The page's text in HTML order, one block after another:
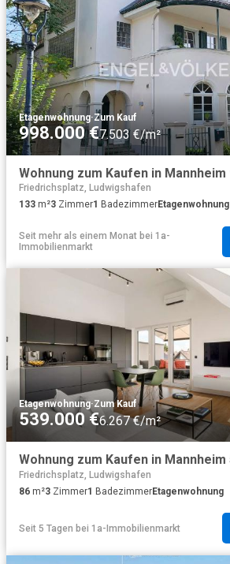
Etagenwohnung·Zum Kauf
998.000 €7.503 €/m²
Friedrichsplatz, Ludwigshafen
133 m²3 Zimmer1 BadezimmerEtagenwohnung
Seit mehr als einem Monat bei 1a-
Immobilienmarkt
Etagenwohnung·Zum Kauf
539.000 €6.267 €/m²
Friedrichsplatz, Ludwigshafen
86 m²3 Zimmer1 BadezimmerEtagenwohnung
Seit 5 Tagen bei 1a-Immobilienmarkt